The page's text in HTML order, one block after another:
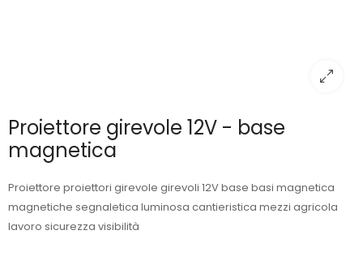
Proiettore girevole 12V - base
magnetica
Proiettore proiettori girevole girevoli 12V base basi magnetica
magnetiche segnaletica luminosa cantieristica mezzi agricola
lavoro sicurezza visibilità